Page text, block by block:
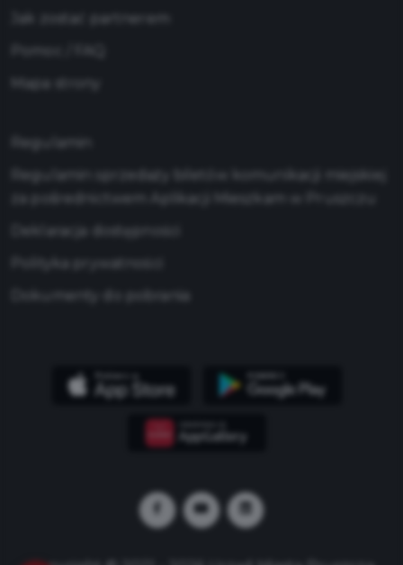
Jak zostać partnerem
Mapa strony
Regulamin
Regulamin sprzedaży biletów komunikacji miejskiej
za pośrednictwem Aplikacji Mieszkam w Pruszczu
Deklaracja dostępności
Polityka prywatności
Dokumenty do pobrania